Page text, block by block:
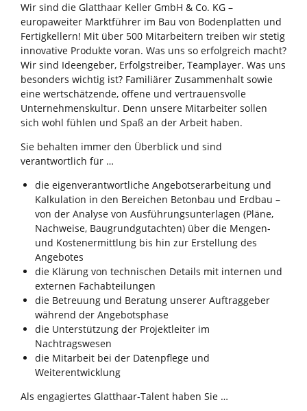
Wir sind die Glatthaar Keller GmbH & Co. KG –
europaweiter Marktführer im Bau von Bodenplatten und
Fertigkellern! Mit über 500 Mitarbeitern treiben wir stetig
innovative Produkte voran. Was uns so erfolgreich macht?
Wir sind Ideengeber, Erfolgstreiber, Teamplayer. Was uns
besonders wichtig ist? Familiärer Zusammenhalt sowie
eine wertschätzende, offene und vertrauensvolle
Unternehmenskultur. Denn unsere Mitarbeiter sollen
sich wohl fühlen und Spaß an der Arbeit haben.
Sie behalten immer den Überblick und sind
verantwortlich für …
die eigenverantwortliche Angebotserarbeitung und
Kalkulation in den Bereichen Betonbau und Erdbau –
von der Analyse von Ausführungsunterlagen (Pläne,
Nachweise, Baugrundgutachten) über die Mengen-
und Kostenermittlung bis hin zur Erstellung des
Angebotes
die Klärung von technischen Details mit internen und
externen Fachabteilungen
die Betreuung und Beratung unserer Auftraggeber
während der Angebotsphase
die Unterstützung der Projektleiter im
Nachtragswesen
die Mitarbeit bei der Datenpflege und
Weiterentwicklung
Als engagiertes Glatthaar-Talent haben Sie …